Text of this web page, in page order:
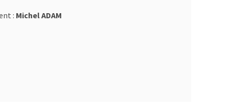
: Michel ADAM